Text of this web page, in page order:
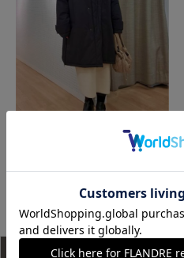
アイテム説明 サイ